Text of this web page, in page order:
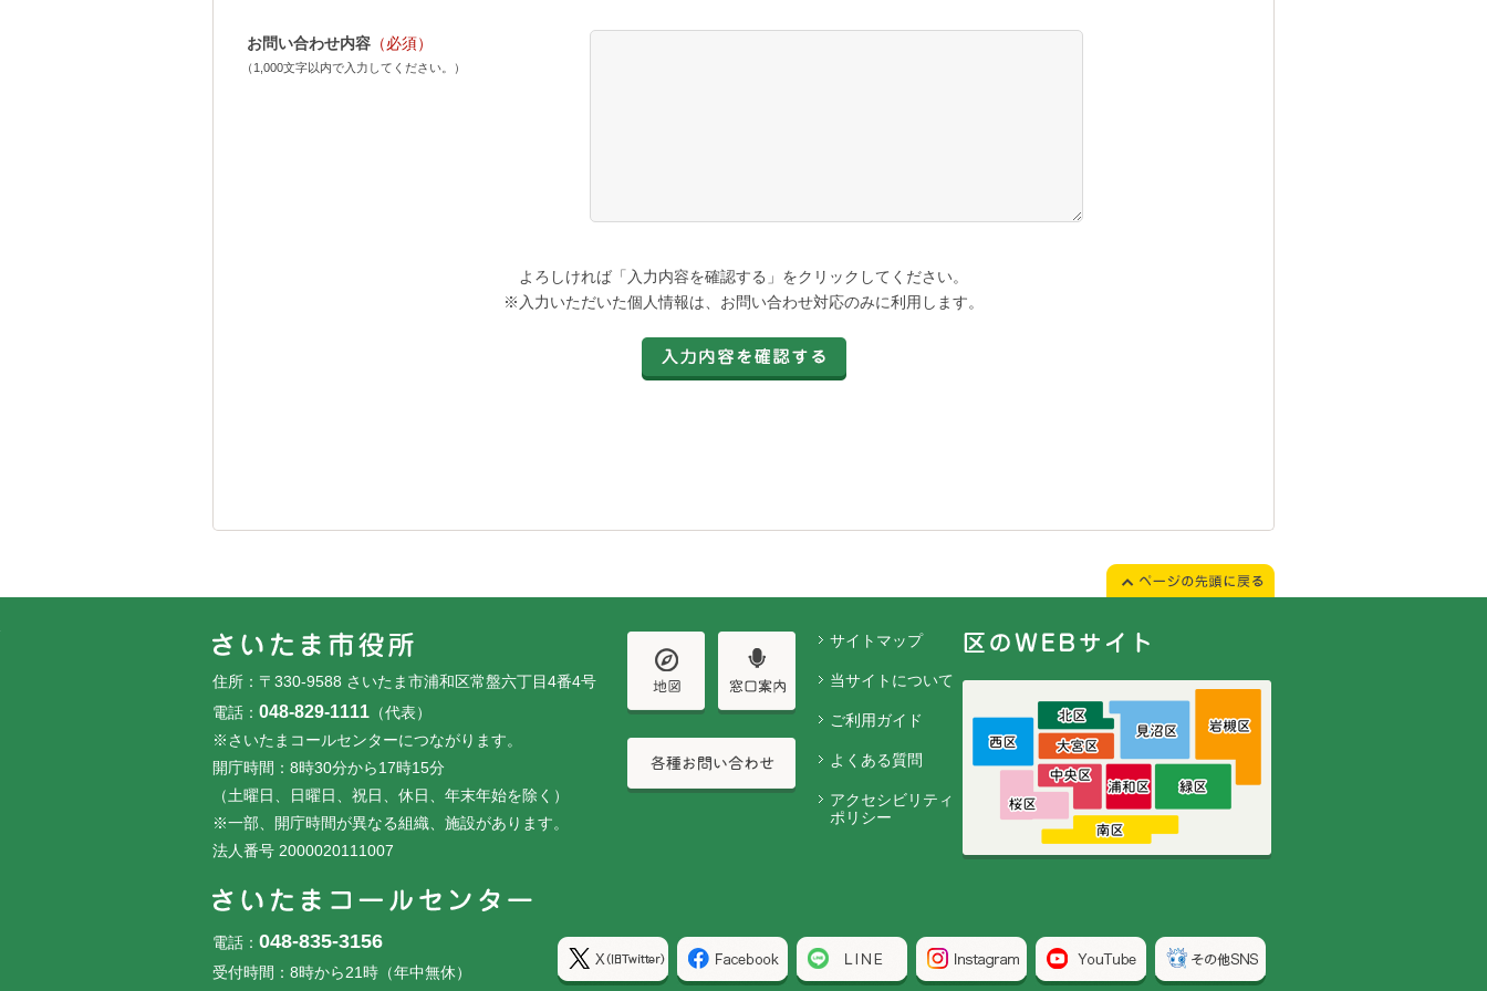
お問い合わせ内容 （必須）
（1,000文字以内で入力してください。）
よろしければ「入力内容を確認する」をクリックしてください。
※入力いただいた個人情報は、お問い合わせ対応のみに利用します。
住所：〒330-9588 さいたま市浦和区常盤六丁目4番4号
電話： 048-829-1111 （代表）
※さいたまコールセンターにつながります。
開庁時間：8時30分から17時15分
（土曜日、日曜日、祝日、休日、年末年始を除く）
※一部、開庁時間が異なる組織、施設があります。
法人番号 2000020111007
電話： 048-835-3156
受付時間：8時から21時（年中無休）
サイトマップ
当サイトについて
ご利用ガイド
よくある質問
アクセシビリティ
ポリシー